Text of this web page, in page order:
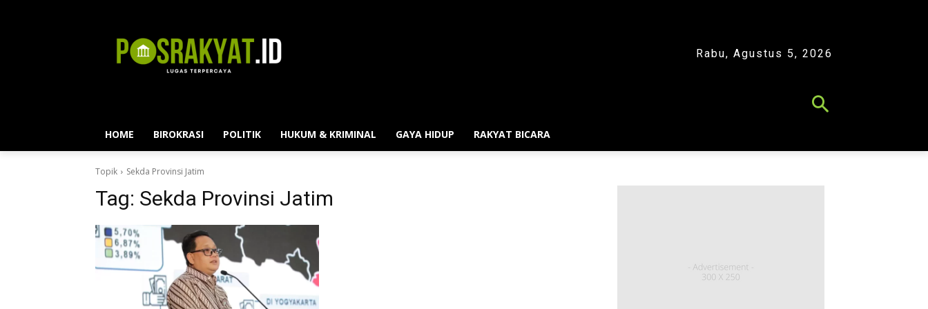
Rabu, Agustus 5, 2026
HOME BIROKRASI POLITIK HUKUM & KRIMINAL GAYA HIDUP RAKYAT BICARA
Topik Sekda Provinsi Jatim
Tag: Sekda Provinsi Jatim